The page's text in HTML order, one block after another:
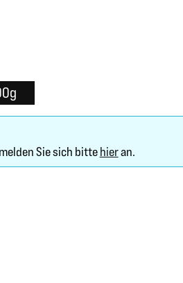
Sie sich bittehieran.